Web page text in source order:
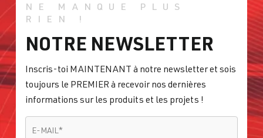
NE MANQUE PLUS
RIEN !
NOTRE NEWSLETTER
Inscris-toi MAINTENANT à notre newsletter et sois
toujours le PREMIER à recevoir nos dernières
informations sur les produits et les projets !
E-MAIL *